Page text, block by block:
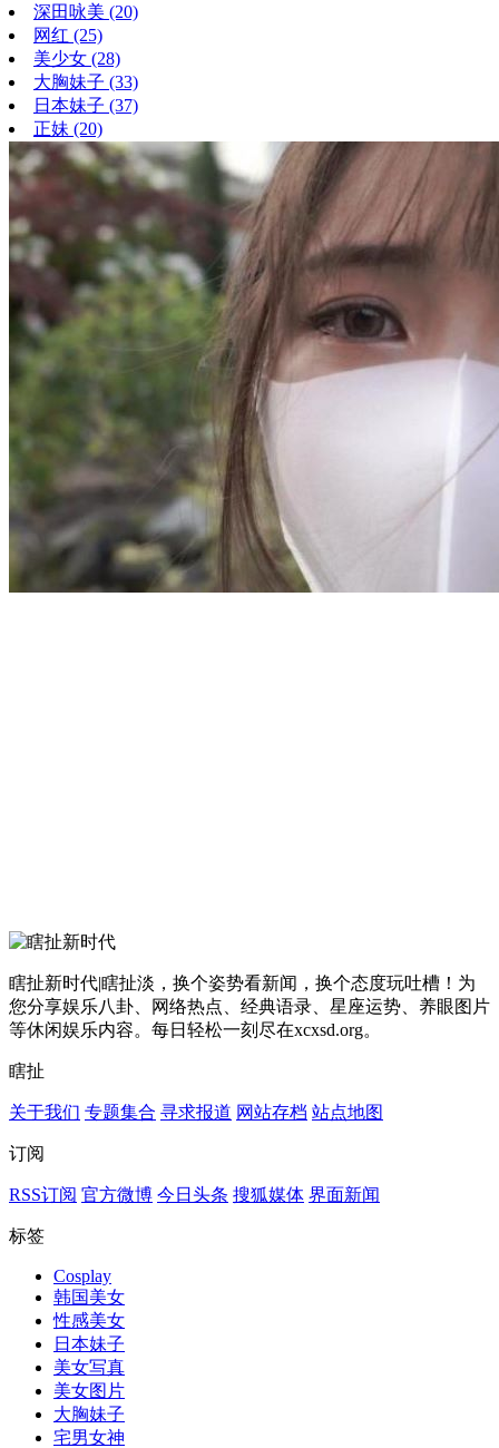
深田咏美 (20)
网红 (25)
美少女 (28)
大胸妹子 (33)
日本妹子 (37)
正妹 (20)
瞎扯新时代|瞎扯淡，换个姿势看新闻，换个态度玩吐槽！为
您分享娱乐八卦、网络热点、经典语录、星座运势、养眼图片
等休闲娱乐内容。每日轻松一刻尽在xcxsd.org。
瞎扯
关于我们 专题集合 寻求报道 网站存档 站点地图
订阅
RSS订阅 官方微博 今日头条 搜狐媒体 界面新闻
标签
Cosplay
韩国美女
性感美女
日本妹子
美女写真
美女图片
大胸妹子
宅男女神